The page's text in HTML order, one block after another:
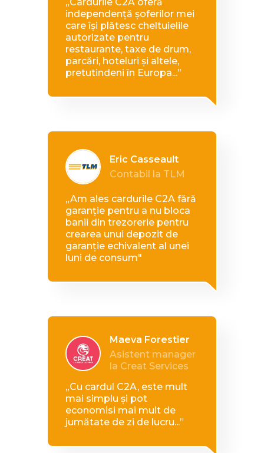
„Cardurile C2A oferă
independență șoferilor mei
care își plătesc cheltuielile
autorizate pentru
restaurante, taxe de drum,
parcări, hoteluri și altele,
pretutindeni în Europa...”
Eric Casseault
Contabil la TLM
„Am ales cardurile C2A fără
garanție pentru a nu bloca
banii din trezorerie pentru
crearea unui depozit de
garanție echivalent al unei
luni de consum"
Maeva Forestier
Asistent manager
la Creat Services
„Cu cardul C2A, este mult
mai simplu și pot
economisi mai mult de
jumătate de zi de lucru...”